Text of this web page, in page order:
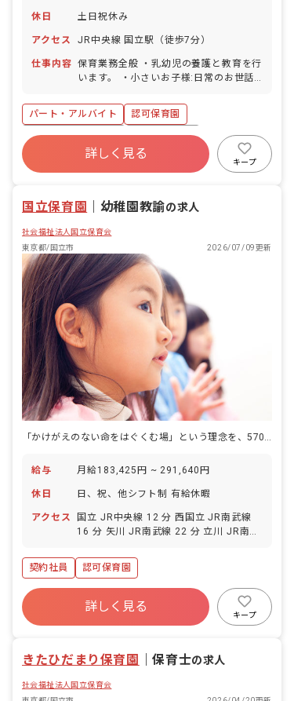
休日 土日祝休み
アクセス JR中央線 国立駅（徒歩7分）
仕事内容 保育業務全般 ・乳幼児の養護と教育を行
います。 ・小さいお子様:日常のお世話
下の活動も行います。 ・園外活動（散
歩、公園での遊び、遠足など） ・お参り
・体育遊び ・お絵かき ・音楽遊び ・劇
遊び ・調理保育 ・栽培 ■園児年齢層：0
～5歳児 ■園庭有無：あり
パート・アルバイト
認可保育園
ボーナス・賞与あり
社会保険完備
残業少なめ
産休育休制度
詳しく見る
キープ
国立保育園 幼稚園教諭の求人
社会福祉法人国立保育会
東京都/国立市
2026/07/09更新
給与 月給183,425円 ~ 291,640円
休日 日、祝、他シフト制 有給休暇
アクセス
国立 JR中央線 12 分 西国立 JR南武線
16 分 矢川 JR南武線 22 分 立川 JR南武
契約社員
認可保育園
詳しく見る
キープ
きたひだまり保育園 ｜保育士の求人
社会福祉法人国立保育会